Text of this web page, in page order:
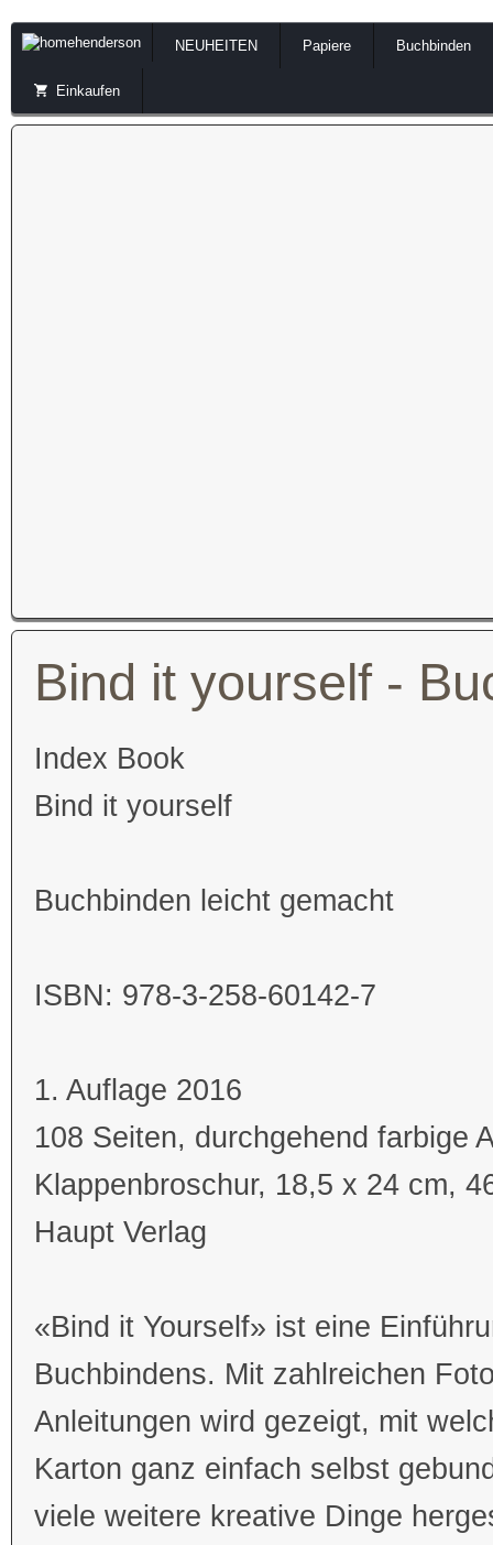
NEUHEITEN Papiere Buchbinden
Einkaufen
Bind it yourself -
Index Book
Bind it yourself
Buchbinden leicht gemacht
ISBN: 978-3-258-60142-7
1. Auflage 2016
108 Seiten, durchgehend farbige
Klappenbroschur, 18,5 x 24 cm,
Haupt Verlag
«Bind it Yourself» ist eine
Buchbindens. Mit zahlreichen
Anleitungen wird gezeigt, mit
Karton ganz einfach selbst
viele weitere kreative Dinge